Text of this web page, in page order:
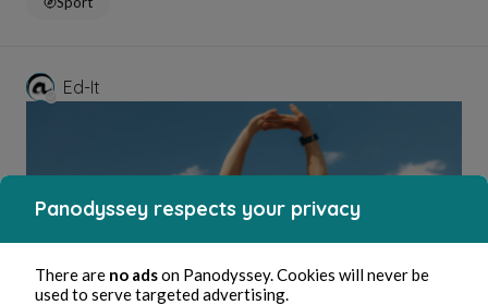
Ed-It
Panodyssey respects your privacy
There are no adson Panodyssey. Cookies will never be
used to serve targeted advertising.